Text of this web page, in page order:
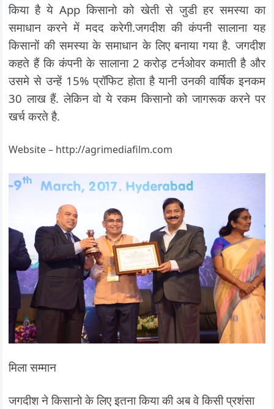
किया है ये App किसानो को खेती से जुडी हर समस्या का
समाधान करने में मदद करेगी.जगदीश की कंपनी सालाना यह
किसानों की समस्या के समाधान के लिए बनाया गया है. जगदीश
कहते हैं कि कंपनी के सालाना 2 करोड़ टर्नओवर कमाती है और
उसमे से उन्हें 15% प्रॉफिट होता है यानी उनकी वार्षिक इनकम
30 लाख हैं. लेकिन वो ये रकम किसानो को जागरूक करने पर
खर्च करते है.
Website – http://agrimediafilm.com
मिला सम्मान
जगदीश ने किसानो के लिए इतना किया की अब वे किसी प्रशंसा